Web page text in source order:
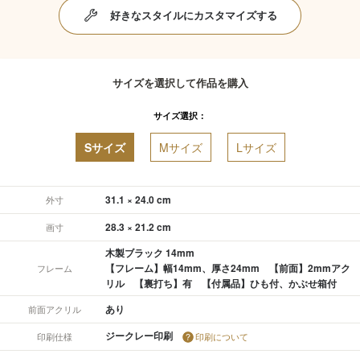
好きなスタイルにカスタマイズする
サイズを選択して作品を購入
サイズ選択：
Sサイズ Mサイズ Lサイズ
外寸 31.1 × 24.0 cm
画寸 28.3 × 21.2 cm
フレーム
木製ブラック 14mm
【フレーム】幅14mm、厚さ24mm 【前面】2mmアク
リル 【裏打ち】有 【付属品】ひも付、かぶせ箱付
前面アクリル あり
印刷仕様 ジークレー印刷 印刷について